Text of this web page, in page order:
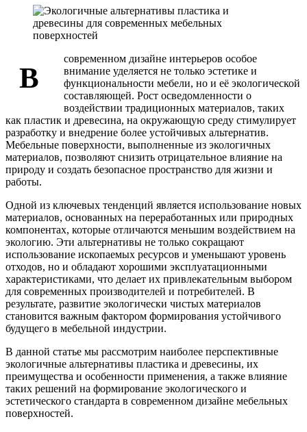
В
современном дизайне интерьеров особое
внимание уделяется не только эстетике и
функциональности мебели, но и её экологической
составляющей. Рост осведомленности о
воздействии традиционных материалов, таких
как пластик и древесина, на окружающую среду стимулирует
разработку и внедрение более устойчивых альтернатив.
Мебельные поверхности, выполненные из экологичных
материалов, позволяют снизить отрицательное влияние на
природу и создать безопасное пространство для жизни и
работы.
Одной из ключевых тенденций является использование новых
материалов, основанных на переработанных или природных
компонентах, которые отличаются меньшим воздействием на
экологию. Эти альтернативы не только сокращают
использование ископаемых ресурсов и уменьшают уровень
отходов, но и обладают хорошими эксплуатационными
характеристиками, что делает их привлекательным выбором
для современных производителей и потребителей. В
результате, развитие экологически чистых материалов
становится важным фактором формирования устойчивого
будущего в мебельной индустрии.
В данной статье мы рассмотрим наиболее перспективные
экологичные альтернативы пластика и древесины, их
преимущества и особенности применения, а также влияние
таких решений на формирование экологического и
эстетического стандарта в современном дизайне мебельных
поверхностей.